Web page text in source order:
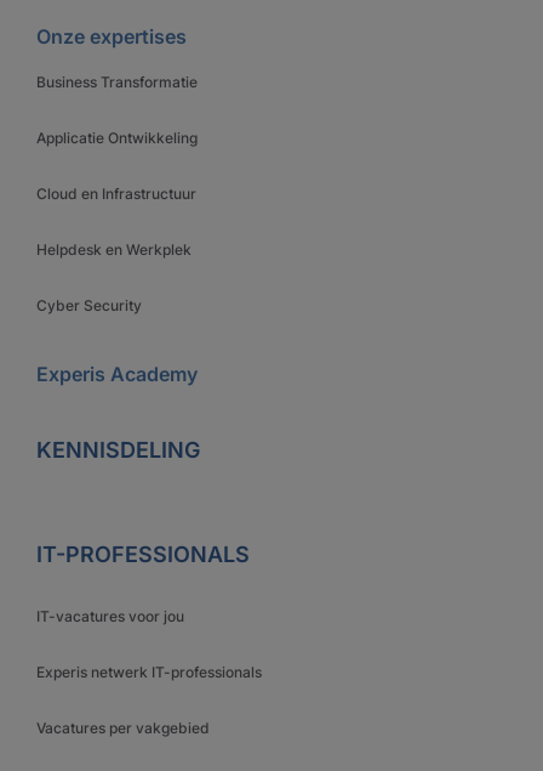
Onze expertises
Business Transformatie
Applicatie Ontwikkeling
Cloud en Infrastructuur
Helpdesk en Werkplek
Cyber Security
Experis Academy
KENNISDELING
IT-PROFESSIONALS
IT-vacatures voor jou
Experis netwerk IT-professionals
Vacatures per vakgebied